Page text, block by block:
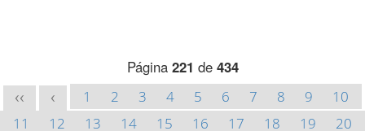
Página 221 de 434
<< < 1 2 3 4 5 6 7 8 9
10
11
12 13 14 15 16 17 18 19
20